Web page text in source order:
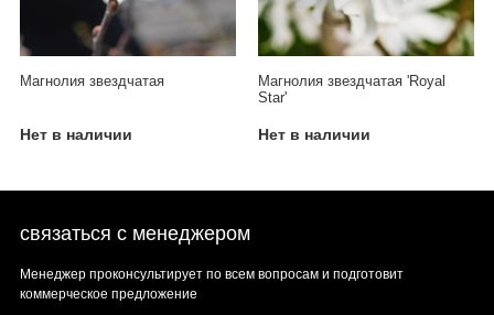
Магнолия звездчатая
Нет в наличии
Магнолия звездчатая 'Royal
Star'
Нет в наличии
связаться с менеджером
Менеджер проконсультирует по всем вопросам и подготовит
коммерческое предложение